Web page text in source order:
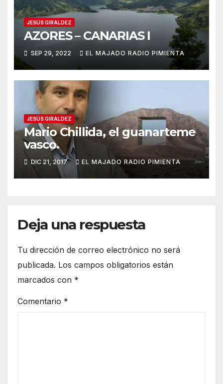
JESÚS GIRALDEZ
AZORES – CANARIAS I
SEP 29, 2022 EL MAJADO RADIO PIMIENTA
JESÚS GIRALDEZ
Mario Chillida, el guanarteme
vasco.
DIC 21, 2017 EL MAJADO RADIO PIMIENTA
Deja una respuesta
Tu dirección de correo electrónico no será
publicada. Los campos obligatorios están
marcados con *
Comentario *